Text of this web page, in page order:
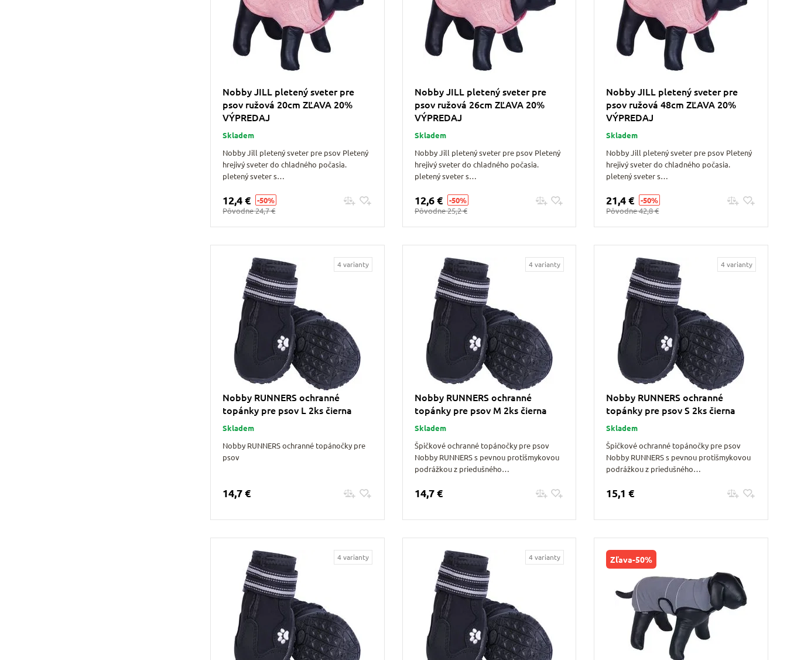
Nobby JILL pletený sveter pre
psov ružová 20cm ZĽAVA 20%
VÝPREDAJ
Skladem
Nobby Jill pletený sveter pre psov Pletený
hrejivý sveter do chladného počasia.
pletený sveter s…
12,4 €
-50%
Pôvodne24,7 €
Pridať do košíku
Nobby JILL pletený sveter pre
psov ružová 26cm ZĽAVA 20%
VÝPREDAJ
Skladem
Nobby Jill pletený sveter pre psov Pletený
hrejivý sveter do chladného počasia.
pletený sveter s…
12,6 €
-50%
Pôvodne25,2 €
Pridať do košíku
Nobby JILL pletený sveter pre
psov ružová 48cm ZĽAVA 20%
VÝPREDAJ
Skladem
Nobby Jill pletený sveter pre psov Pletený
hrejivý sveter do chladného počasia.
pletený sveter s…
21,4 €
-50%
Pôvodne42,8 €
Pridať do košíku
4 varianty
Nobby RUNNERS ochranné
topánky pre psov L 2ks čierna
Skladem
Nobby RUNNERS ochranné topánočky pre
psov
14,7 €
4 varianty
Nobby RUNNERS ochranné
topánky pre psov M 2ks čierna
Skladem
Špičkové ochranné topánočky pre psov
Nobby RUNNERS s pevnou protišmykovou
podrážkou z priedušného…
14,7 €
4 varianty
Nobby RUNNERS ochranné
topánky pre psov S 2ks čierna
Skladem
Špičkové ochranné topánočky pre psov
Nobby RUNNERS s pevnou protišmykovou
podrážkou z priedušného…
15,1 €
4 varianty 4 varianty Zľava-50%